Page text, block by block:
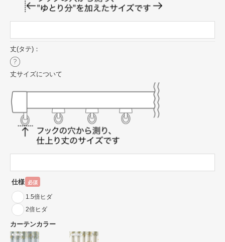
丈(タテ)：
丈サイズについて
仕様 必須
1.5倍ヒダ
2倍ヒダ
カーテンカラー